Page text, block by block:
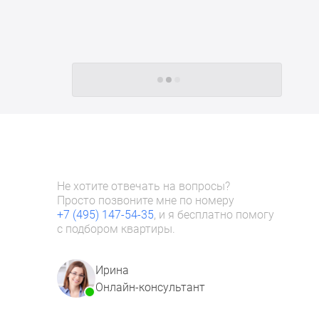
Следующие -24 жилых комплекса
Не хотите отвечать на вопросы?
Просто позвоните мне по номеру
+7 (495) 147-54-35, и я бесплатно помогу
с подбором квартиры.
Ирина
Онлайн-консультант